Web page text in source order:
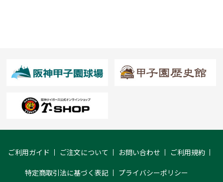
ご利用ガイド ご注文について お問い合わせ ご利用規約
特定商取引法に基づく表記 プライバシーポリシー